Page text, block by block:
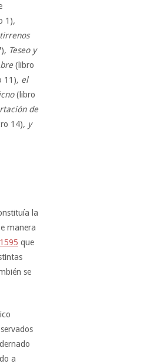
1),
, Teseo y
(libro
11), el
(libro
de
14), y
la
manera
que
se
a